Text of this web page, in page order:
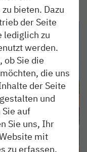
bieten. Dazu
der Seite
lediglich zu
werden.
ob Sie die
die uns
der Seite
und
auf
Sie uns, Ihr
mit
zu erfassen.